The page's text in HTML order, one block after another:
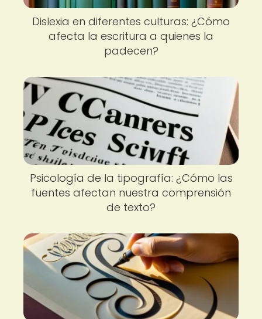
Dislexia en diferentes culturas: ¿Cómo
afecta la escritura a quienes la
padecen?
Psicología de la tipografía: ¿Cómo las
fuentes afectan nuestra comprensión
de texto?